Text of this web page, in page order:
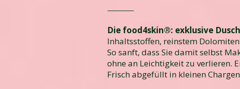
Die food4skin®: exklusive
Inhaltsstoffen, reinstem
So sanft, dass Sie damit selbst
ohne an Leichtigkeit zu verlieren.
Frisch abgefüllt in kleinen